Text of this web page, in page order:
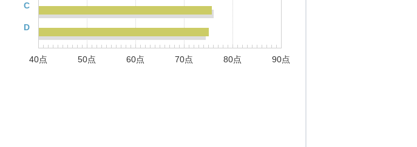
C
D
40点 50点 60点 70点 80点 90点